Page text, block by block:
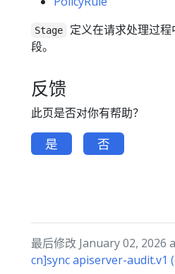
Stage
定义在请求处理过
段。
反馈
此页是否对你有帮助？
是 否
最后修改 January 02, 2026
cn]sync apiserver-audit.v1